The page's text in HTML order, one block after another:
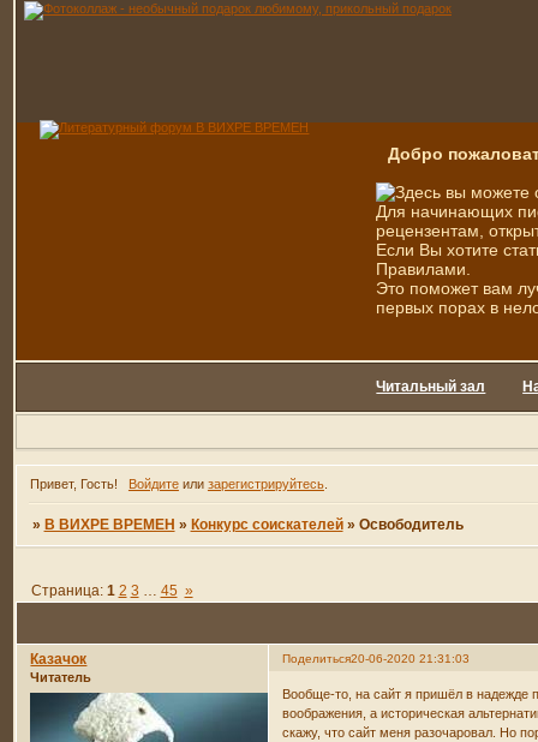
Добро
Здесь вы можете
Для начинающих
рецензентам,
Если Вы хотите
Правилами.
Это поможет вам
первых порах в
Читальный зал
Привет, Гость! Войдитеили зарегистрируйтесь.
» В ВИХРЕ ВРЕМЕН » Конкурс соискателей » Освободитель
Страница: 1 2 3 … 45 »
Поделиться20-06-2020 21:31:03
Казачок
Читатель
Вообще-то, на сайт я пришёл в надежде
воображения, а историческая
скажу, что сайт меня разочаровал. Но